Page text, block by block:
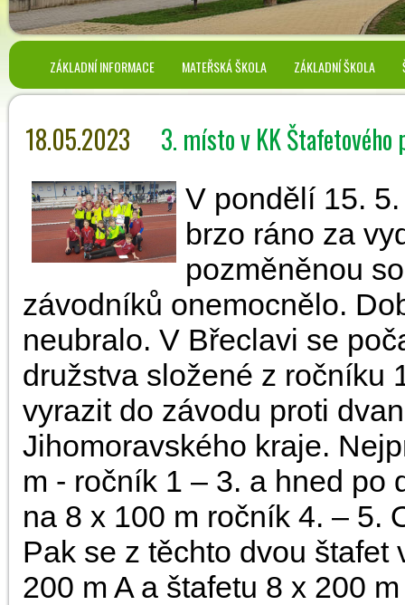
ZÁKLADNÍ INFORMACE MATEŘSKÁ ŠKOLA ZÁKLADNÍ ŠKOLA
18.05.2023 3. místo v KK Štafetového
V pondělí 15.
brzo ráno za
pozměněnou
závodníků onemocnělo.
neubralo. V Břeclavi se
družstva složené z ročníku
vyrazit do závodu proti
Jihomoravského kraje.
m - ročník 1 – 3. a hned po
na 8 x 100 m ročník 4. – 5.
Pak se z těchto dvou
200 m A a štafetu 8 x 200